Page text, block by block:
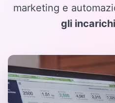
marketing e
gli incarichi